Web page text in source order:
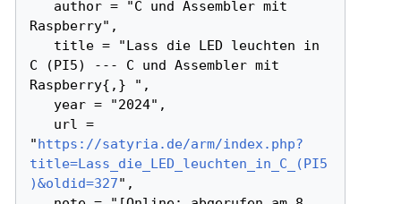
Raspberry",
C (PI5) --- C und Assembler mit
Raspberry{,} ",
"https://satyria.de/arm/index.php?
title=Lass_die_LED_leuchten_in_C_(PI5
)&oldid=327",